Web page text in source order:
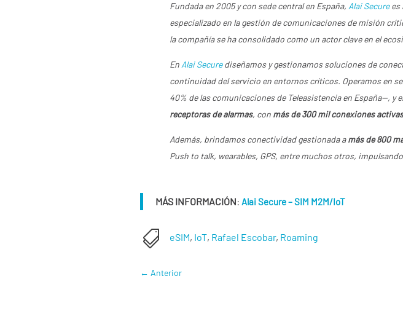
Fundada en 2005 y con sede central en España, Alai Securees
especializado en la gestión de comunicaciones de misión
la compañía se ha consolidado como un actor clave en el
EnAlai Securediseñamos y gestionamos soluciones de
continuidad del servicio en entornos críticos. Operamos en
40% de las comunicaciones de Teleasistencia en España—,
receptoras de alarmas, con más de 300 mil conexiones activas
Además, brindamos conectividad gestionada amás de 800
Push to talk, wearables, GPS, entre muchos otros,
MÁS INFORMACIÓN:Alai Secure – SIM M2M/IoT
 eSIM, IoT, Rafael Escobar, Roaming
← Anterior